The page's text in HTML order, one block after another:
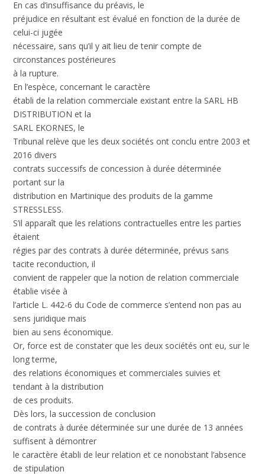
En cas d’insuffisance du préavis, le
préjudice en résultant est évalué en fonction de la durée de
celui-ci jugée
nécessaire, sans qu’il y ait lieu de tenir compte de
circonstances postérieures
à la rupture.
En l’espèce, concernant le caractère
établi de la relation commerciale existant entre la SARL HB
DISTRIBUTION et la
SARL EKORNES, le
Tribunal relève que les deux sociétés ont conclu entre 2003 et
2016 divers
contrats successifs de concession à durée déterminée
portant sur la
distribution en Martinique des produits de la gamme
STRESSLESS.
S’il apparaît que les relations contractuelles entre les parties
étaient
régies par des contrats à durée déterminée, prévus sans
tacite reconduction, il
convient de rappeler que la notion de relation commerciale
établie visée à
l’article L. 442-6 du Code de commerce s’entend non pas au
sens juridique mais
bien au sens économique.
Or, force est de constater que les deux sociétés ont eu, sur le
long terme,
des relations économiques et commerciales suivies et
tendant à la distribution
de ces produits.
Dès lors, la succession de conclusion
de contrats à durée déterminée sur une durée de 13 années
suffisent à démontrer
le caractère établi de leur relation et ce nonobstant l’absence
de stipulation